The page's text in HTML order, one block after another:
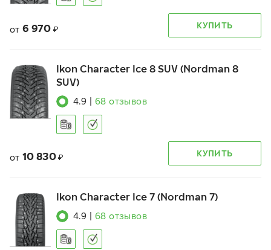
от 6 970 ₽ КУПИТЬ
Ikon Character Ice 8 SUV (Nordman 8
SUV)
4.9 68 отзывов
от 10 830 ₽ КУПИТЬ
Ikon Character Ice 7 (Nordman 7)
4.9 68 отзывов